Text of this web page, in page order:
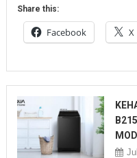
Share this:
Facebook X